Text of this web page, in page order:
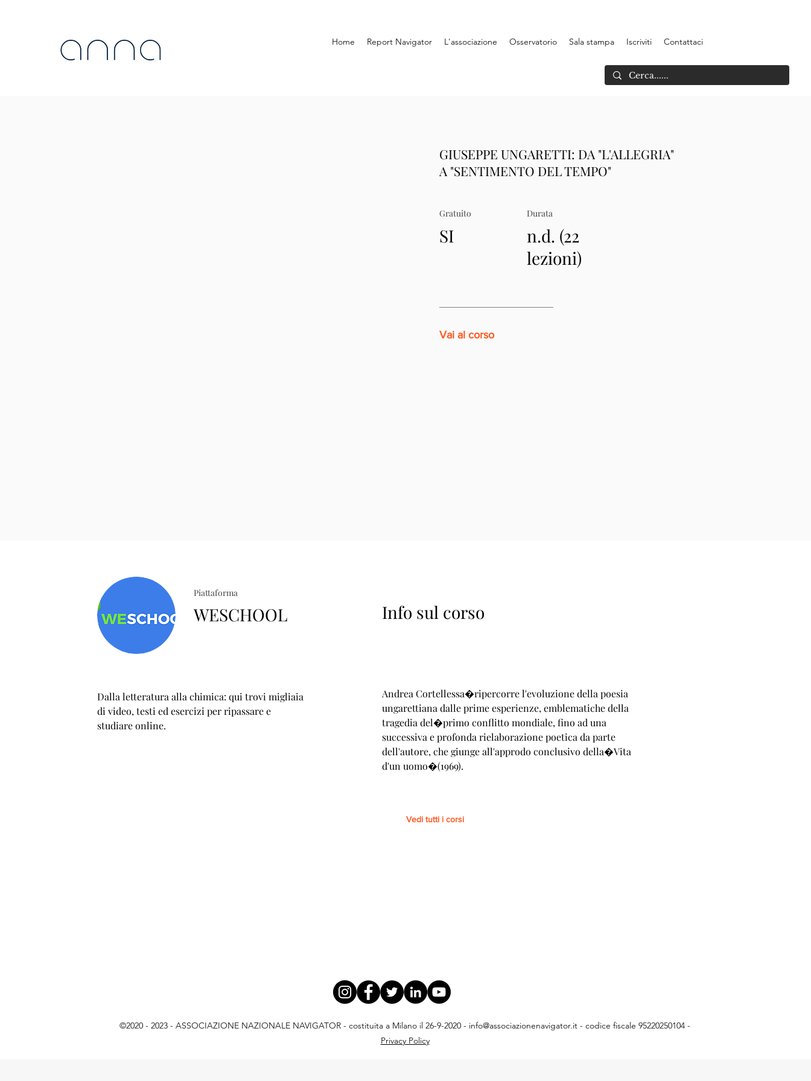
Home Report Navigator L'associazione Osservatorio Sala stampa Iscriviti Contattaci
GIUSEPPE UNGARETTI: DA "L'ALLEGRIA"
A "SENTIMENTO DEL TEMPO"
Gratuito
SI
Durata
n.d. (22
lezioni)
Vai al corso
Piattaforma
WESCHOOL
Dalla letteratura alla chimica: qui trovi migliaia
di video, testi ed esercizi per ripassare e
studiare online.
Info sul corso
Andrea Cortellessa�ripercorre l'evoluzione della poesia
ungarettiana dalle prime esperienze, emblematiche della
tragedia del�primo conflitto mondiale, fino ad una
successiva e profonda rielaborazione poetica da parte
dell'autore, che giunge all'approdo conclusivo della�Vita
d'un uomo�(1969).
Vedi tutti i corsi
©2020 - 2023 - ASSOCIAZIONE NAZIONALE NAVIGATOR - costituita a Milano il 26-9-2020 - info@associazionenavigator.it - codice fiscale 95220250104 -
Privacy Policy